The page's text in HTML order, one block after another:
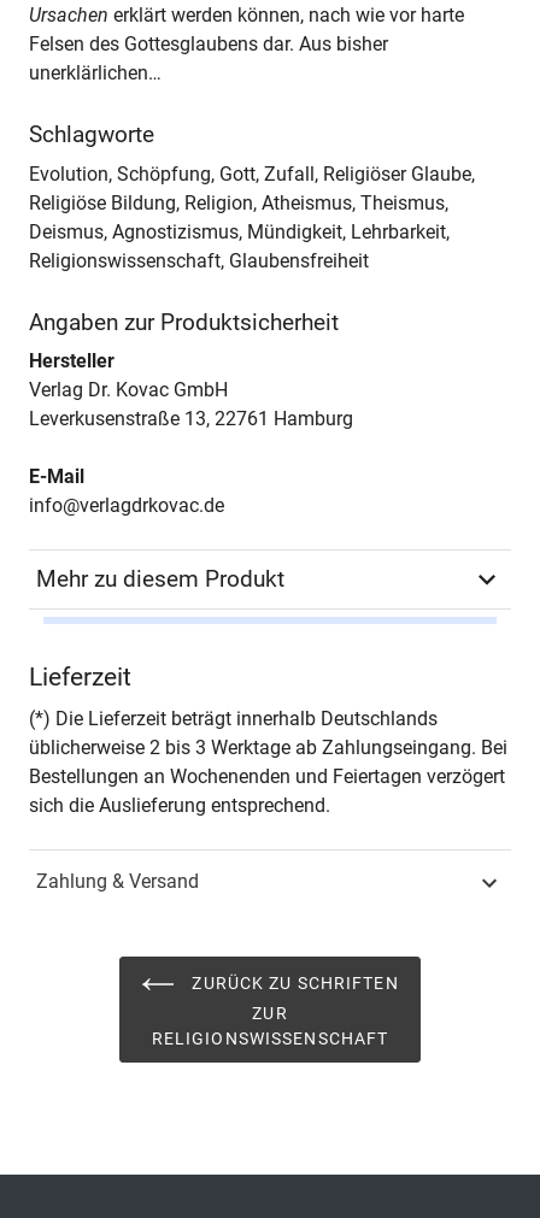
Ursachen erklärt werden können, nach wie vor harte
Felsen des Gottesglaubens dar. Aus bisher
unerklärlichen…
Schlagworte
Evolution, Schöpfung, Gott, Zufall, Religiöser Glaube,
Religiöse Bildung, Religion, Atheismus, Theismus,
Deismus, Agnostizismus, Mündigkeit, Lehrbarkeit,
Religionswissenschaft, Glaubensfreiheit
Angaben zur Produktsicherheit
Hersteller
Verlag Dr. Kovac GmbH
Leverkusenstraße 13, 22761 Hamburg
E-Mail
info@verlagdrkovac.de
Mehr zu diesem Produkt
Seiten 232
Jahr Hamburg 2024
Schriftenreihe
2193-3448
28
Lieferzeit
(*) Die Lieferzeit beträgt innerhalb Deutschlands
üblicherweise 2 bis 3 Werktage ab Zahlungseingang. Bei
Bestellungen an Wochenenden und Feiertagen verzögert
sich die Auslieferung entsprechend.
Zahlung & Versand
ZURÜCK ZU SCHRIFTEN
ZUR
RELIGIONSWISSENSCHAFT